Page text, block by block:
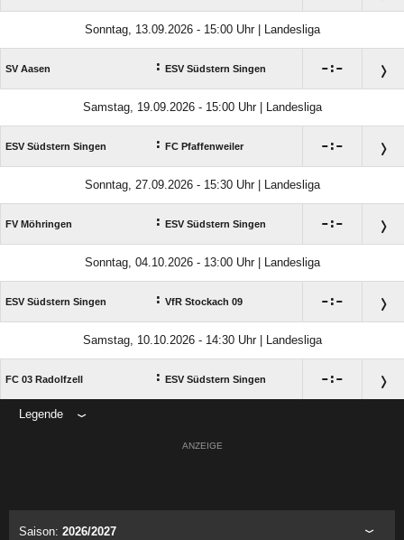
Sonntag, 13.09.2026 - 15:00 Uhr | Landesliga
SV Aasen : ESV Südstern Singen :
Samstag, 19.09.2026 - 15:00 Uhr | Landesliga
ESV Südstern Singen : FC Pfaffenweiler :
Sonntag, 27.09.2026 - 15:30 Uhr | Landesliga
FV Möhringen : ESV Südstern Singen :
Sonntag, 04.10.2026 - 13:00 Uhr | Landesliga
ESV Südstern Singen : VfR Stockach 09 :
Samstag, 10.10.2026 - 14:30 Uhr | Landesliga
FC 03 Radolfzell : ESV Südstern Singen :
Legende
ANZEIGE
Saison: 2026/2027